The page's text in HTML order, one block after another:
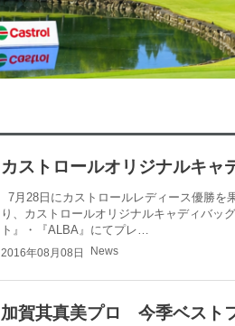
カストロールオリジナルキャ
7月28日にカストロールレディース優勝を
り、カストロールオリジナルキャディバッ
ト』・『ALBA』にてプレ…
2016年08月08日 News
加賀其真美プロ 今季ベスト